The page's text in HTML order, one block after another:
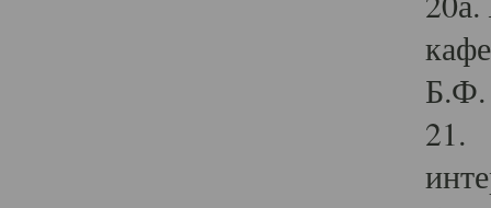
Б.Ф.
21.